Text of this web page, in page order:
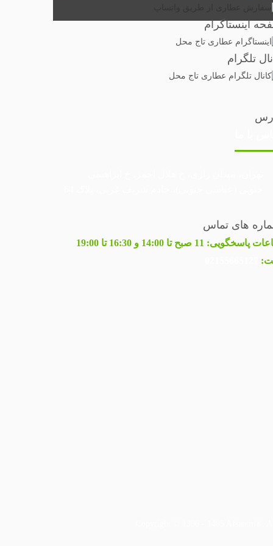
اینستاگرام
تلگرام
های تماس
پاسخگویی: